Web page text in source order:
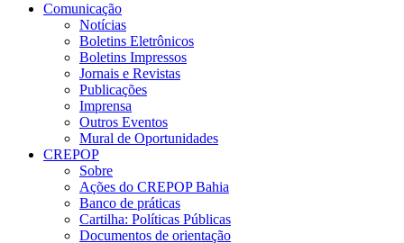
Comunicação
Notícias
Boletins Eletrônicos
Boletins Impressos
Jornais e Revistas
Publicações
Imprensa
Outros Eventos
Mural de Oportunidades
CREPOP
Sobre
Ações do CREPOP Bahia
Banco de práticas
Cartilha: Políticas Públicas
Documentos de orientação